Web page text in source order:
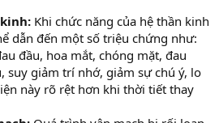
Khi chức năng của hệ thần kinh
dẫn đến một số triệu chứng như:
đầu, hoa mắt, chóng mặt, đau
suy giảm trí nhớ, giảm sự chú ý, lo
này rõ rệt hơn khi thời tiết thay